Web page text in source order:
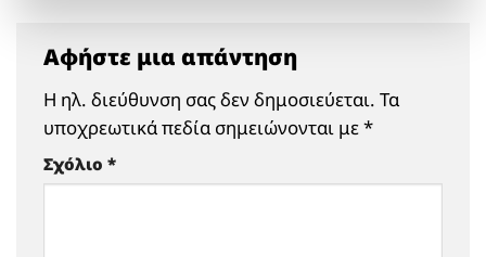
Αφήστε μια απάντηση
Η ηλ. διεύθυνση σας δεν δημοσιεύεται. Τα
υποχρεωτικά πεδία σημειώνονται με*
Σχόλιο *